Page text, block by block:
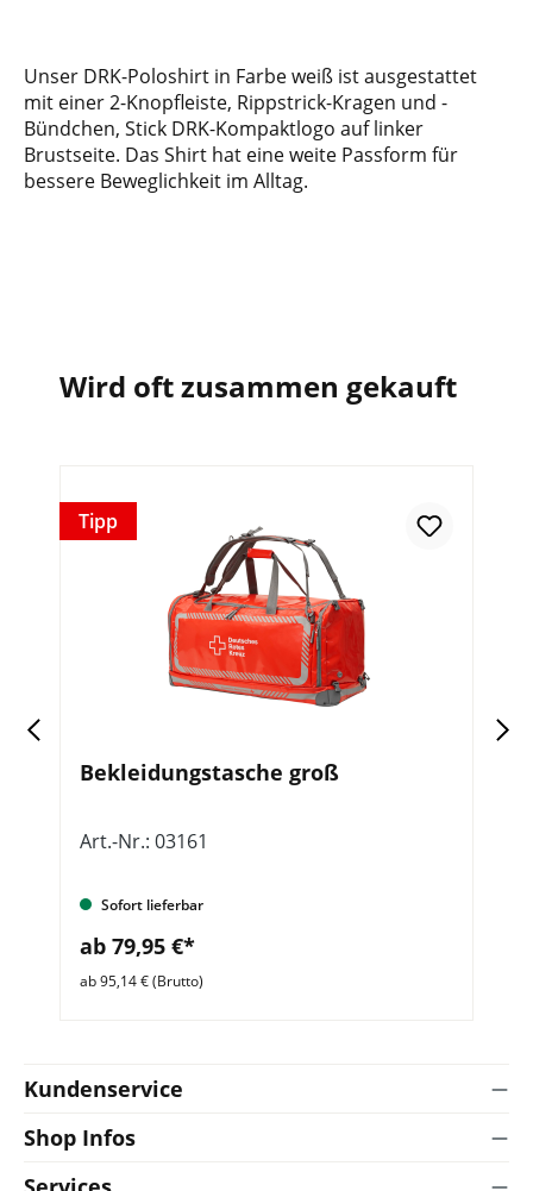
Unser DRK-Poloshirt in Farbe weiß ist ausgestattet
mit einer 2-Knopfleiste, Rippstrick-Kragen und -
Bündchen, Stick DRK-Kompaktlogo auf linker
Brustseite. Das Shirt hat eine weite Passform für
bessere Beweglichkeit im Alltag.
Wird oft zusammen gekauft
Tipp
Bekleidungstasche groß
Art.-Nr.: 03161
Sofort lieferbar
ab 79,95 €*
ab 95,14 € (Brutto)
Kundenservice
Shop Infos